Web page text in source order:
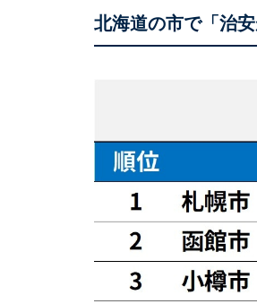
北海道の市で「治